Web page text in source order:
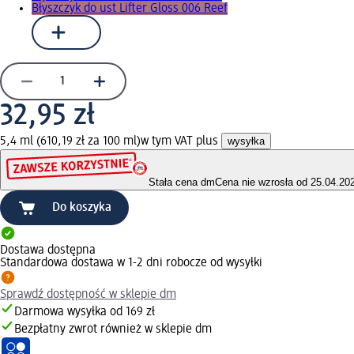
Błyszczyk do ust Lifter Gloss 006 Reef
32,95 zł
5,4 ml (610,19 zł za 100 ml)w tym VAT plus wysyłka
Stała cena dmCena nie wzrosła od
Do koszyka
Dostawa dostępna
Standardowa dostawa w 1-2 dni robocze od wysyłki
Sprawdź dostępność w sklepie dm
Darmowa wysyłka od 169 zł
Bezpłatny zwrot również w sklepie dm